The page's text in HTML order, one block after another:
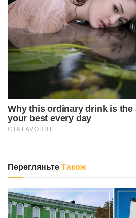
ПерегляньтеТакож